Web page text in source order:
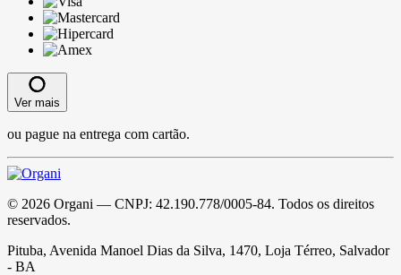
Ver mais
ou pague na entrega com cartão.
© 2026 Organi — CNPJ: 42.190.778/0005-84. Todos os direitos
reservados.
Pituba, Avenida Manoel Dias da Silva, 1470, Loja Térreo, Salvador
- BA